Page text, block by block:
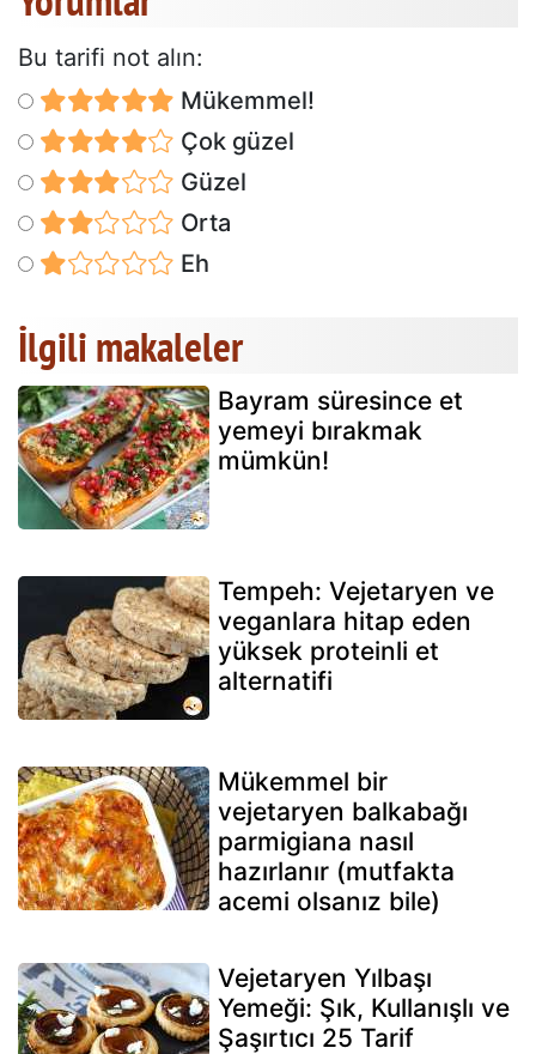
Bu tarifi not alın:
Mükemmel!
Çok güzel
Güzel
Orta
Eh
İlgili makaleler
Bayram süresince et
yemeyi bırakmak
mümkün!
Tempeh: Vejetaryen ve
veganlara hitap eden
yüksek proteinli et
alternatifi
Mükemmel bir
vejetaryen balkabağı
parmigiana nasıl
hazırlanır (mutfakta
acemi olsanız bile)
Vejetaryen Yılbaşı
Yemeği: Şık, Kullanışlı ve
Şaşırtıcı 25 Tarif